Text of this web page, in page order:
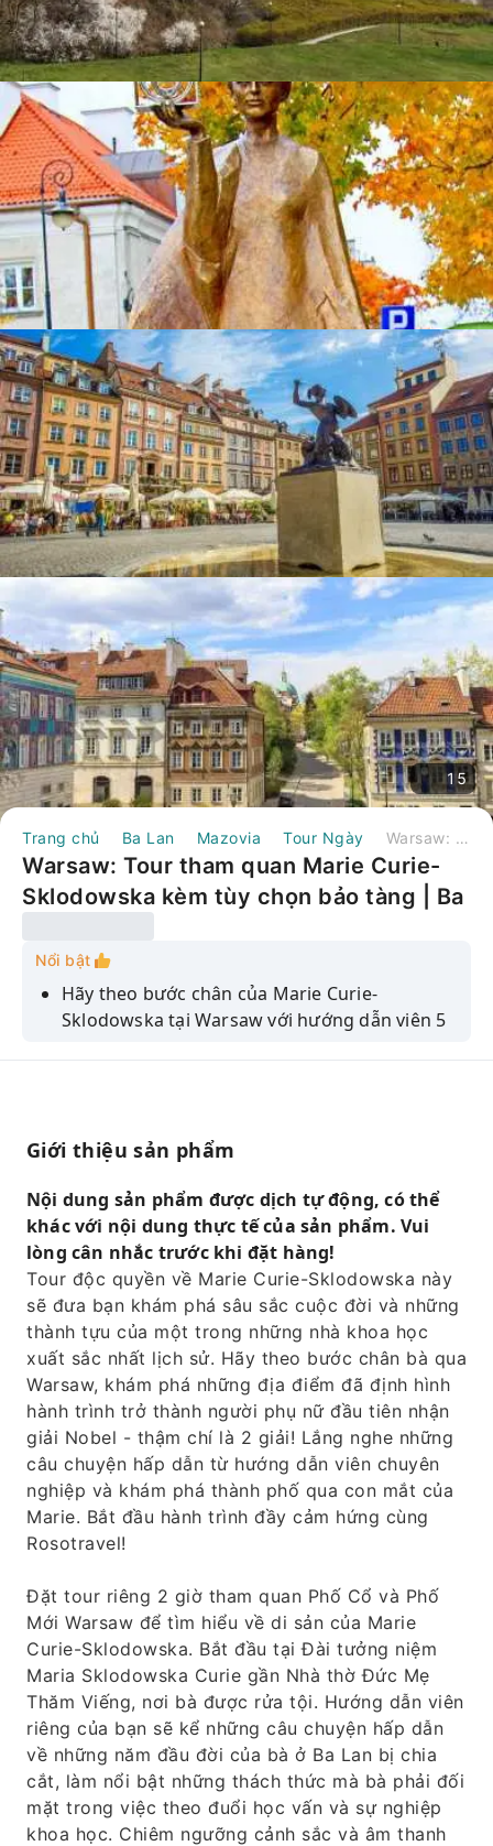
15
Trang chủ Ba Lan Mazovia Tour Ngày Warsaw: Tour tham quan Marie Curie-Sklodowska kèm tùy chọn bảo tàng | Ba Lan
Warsaw: Tour tham quan Marie Curie-
Sklodowska kèm tùy chọn bảo tàng | Ba
Nổi bật
Hãy theo bước chân của Marie Curie-
Sklodowska tại Warsaw với hướng dẫn viên 5
Khám phá những nơi bà từng sống và làm
việc khi còn là một nhà nghiên cứu trẻ.
Hãy chiêm ngưỡng Quảng trường Chợ Cũ, Lâu
đài Hoàng gia và các địa danh lịch sử khác.
Tham quan Bảo tàng Maria Sklodowska-Curie
(chỉ tour 3 tiếng)
Giới thiệu sản phẩm
Nội dung sản phẩm được dịch tự động, có thể
khác với nội dung thực tế của sản phẩm. Vui
lòng cân nhắc trước khi đặt hàng!
Tour độc quyền về Marie Curie-Sklodowska này
sẽ đưa bạn khám phá sâu sắc cuộc đời và những
thành tựu của một trong những nhà khoa học
xuất sắc nhất lịch sử. Hãy theo bước chân bà qua
Warsaw, khám phá những địa điểm đã định hình
hành trình trở thành người phụ nữ đầu tiên nhận
giải Nobel - thậm chí là 2 giải! Lắng nghe những
câu chuyện hấp dẫn từ hướng dẫn viên chuyên
nghiệp và khám phá thành phố qua con mắt của
Marie. Bắt đầu hành trình đầy cảm hứng cùng
Rosotravel!
Đặt tour riêng 2 giờ tham quan Phố Cổ và Phố
Mới Warsaw để tìm hiểu về di sản của Marie
Curie-Sklodowska. Bắt đầu tại Đài tưởng niệm
Maria Sklodowska Curie gần Nhà thờ Đức Mẹ
Thăm Viếng, nơi bà được rửa tội. Hướng dẫn viên
riêng của bạn sẽ kể những câu chuyện hấp dẫn
về những năm đầu đời của bà ở Ba Lan bị chia
cắt, làm nổi bật những thách thức mà bà phải đối
mặt trong việc theo đuổi học vấn và sự nghiệp
khoa học. Chiêm ngưỡng cảnh sắc và âm thanh